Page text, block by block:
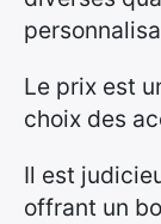
Le prix est
choix des
Il est
offrant un